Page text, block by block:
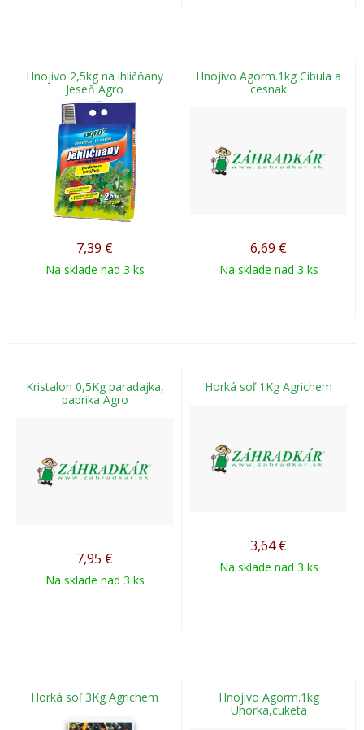
Hnojivo 2,5kg na ihličňany
Jeseň Agro
7,39 €
Na sklade nad 3 ks
Hnojivo Agorm.1kg Cibula a
cesnak
6,69 €
Na sklade nad 3 ks
Kristalon 0,5Kg paradajka,
paprika Agro
7,95 €
Na sklade nad 3 ks
Horká soľ 1Kg Agrichem
3,64 €
Na sklade nad 3 ks
Horká soľ 3Kg Agrichem
Hnojivo Agorm.1kg
Uhorka,cuketa